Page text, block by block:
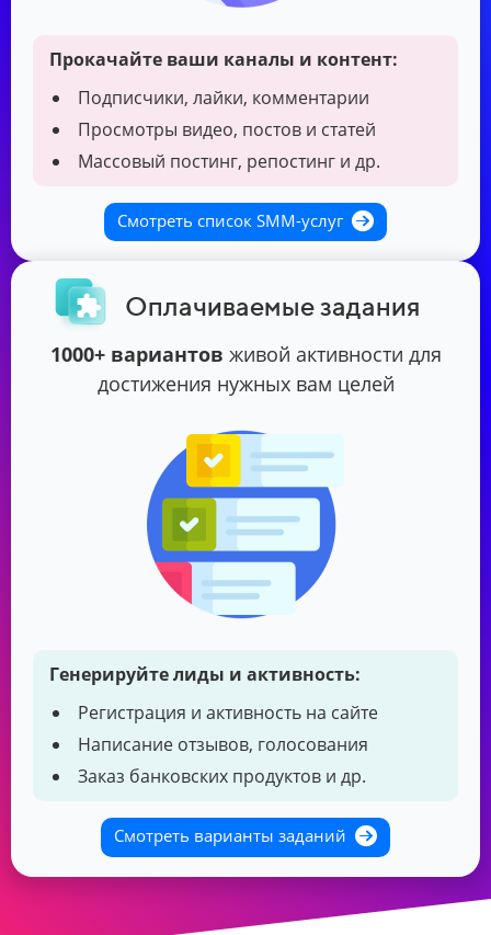
Прокачайте ваши каналы и контент:
Подписчики, лайки, комментарии
Просмотры видео, постов и статей
Массовый постинг, репостинг и др.
Смотреть список SMM-услуг
Оплачиваемые задания
1000+ вариантов живой активности для
достижения нужных вам целей
Генерируйте лиды и активность:
Регистрация и активность на сайте
Написание отзывов, голосования
Заказ банковских продуктов и др.
Смотреть варианты заданий